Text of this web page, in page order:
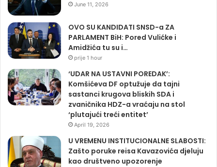
June 11, 2026
OVO SU KANDIDATI SNSD-a ZA
PARLAMENT BiH: Pored Vulićke i
Amidžića tu su i…
prije 1 hour
‘UDAR NA USTAVNI POREDAK’:
Komšićeva DF optužuje da tajni
sastanci krugova bliskih SDA i
zvaničnika HDZ-a vraćaju na stol
‘plutajući treći entitet’
April 19, 2026
U VREMENU INSTITUCIONALNE SLABOSTI:
Zašto poruke reisa Kavazovića djeluju
kao društveno upozorenje